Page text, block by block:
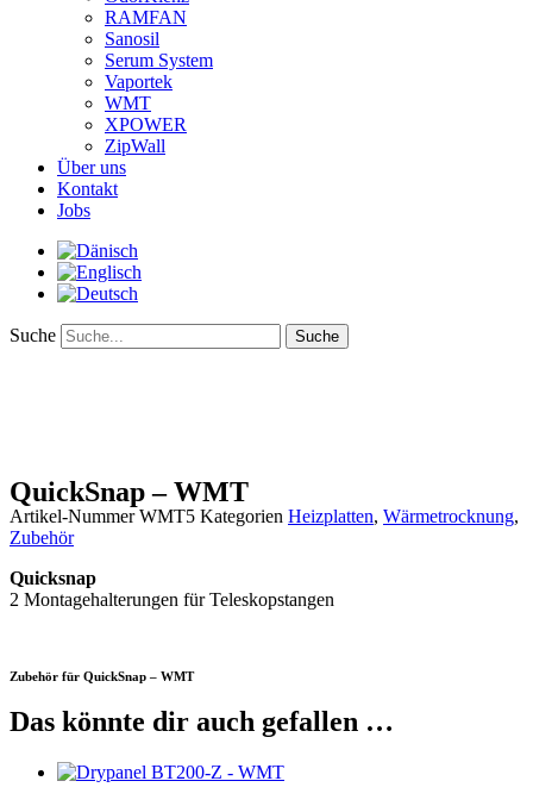
RAMFAN
Sanosil
Serum System
Vaportek
WMT
XPOWER
ZipWall
Über uns
Kontakt
Jobs
Suche Suche
QuickSnap – WMT
Artikel-NummerWMT5 Kategorien Heizplatten, Wärmetrocknung,
Zubehör
Quicksnap
2 Montagehalterungen für Teleskopstangen
Zubehör für QuickSnap – WMT
Das könnte dir auch gefallen …